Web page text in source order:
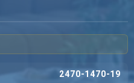
2470-1470-19